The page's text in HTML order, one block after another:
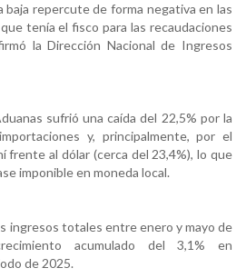
baja repercute de forma negativa en las
tenía el fisco para las recaudaciones
la Dirección Nacional de Ingresos
sufrió una caída del 22,5% por la
y, principalmente, por el
frente al dólar (cerca del 23,4%), lo que
imponible en moneda local.
ingresos totales entre enero y mayo de
acumulado del 3,1% en
de 2025.